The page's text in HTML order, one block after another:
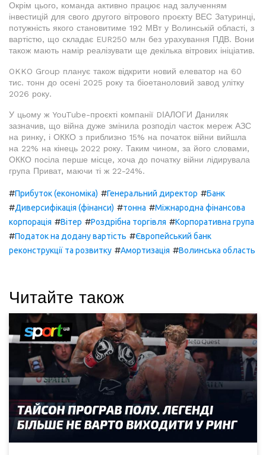
Окрім цього, команда активно працює над залученням
інвестицій для свого другого вітрового проєкту ВЕС Затуринці,
потужність якого становитиме 192 МВт у Волинській області, з
вартістю, що складає EUR250 млн без урахування ПДВ. Вони
також мають намір реалізувати ще декілька вітрових ініціатив.
OKKO Group планує також відкрити новий елеватор на 60
тис. тонн до осені 2025 року та біоетаноловий завод улітку
2026 року.
У цьому ж YouTube-проєкті компанії DІАЛОГИ Даниляк
зазначив, що війна дуже змінила розподіл часток мереж АЗС
на ринку, і ОККО з приблизно 15% на початок війни вийшла
на 22% на кінець 2022 року. Таким чином, за його словами,
ОККО посіла перше місце, хоча до початку війни лідирувала
група Приват, маючи ті ж 22-24%.
#Прибуток (економіка) #Генеральний директор #Банк
#Диверсифікація (фінанси) #тонна #Міжнародна фінансова
корпорація #Вітер #Роздрібна торгівля #Корпоративна група
#Податок на додану вартість #Європейський банк
реконструкції та розвитку #Амортизація #Волинська область
Читайте також